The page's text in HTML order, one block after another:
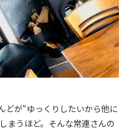
どが“ゆっくりしたいから他に
まうほど。そんな常連さんの